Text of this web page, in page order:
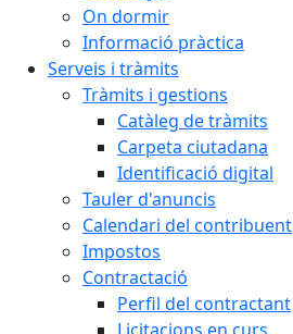
On dormir
Informació pràctica
Serveis i tràmits
Tràmits i gestions
Catàleg de tràmits
Carpeta ciutadana
Identificació digital
Tauler d'anuncis
Calendari del contribuent
Impostos
Contractació
Perfil del contractant